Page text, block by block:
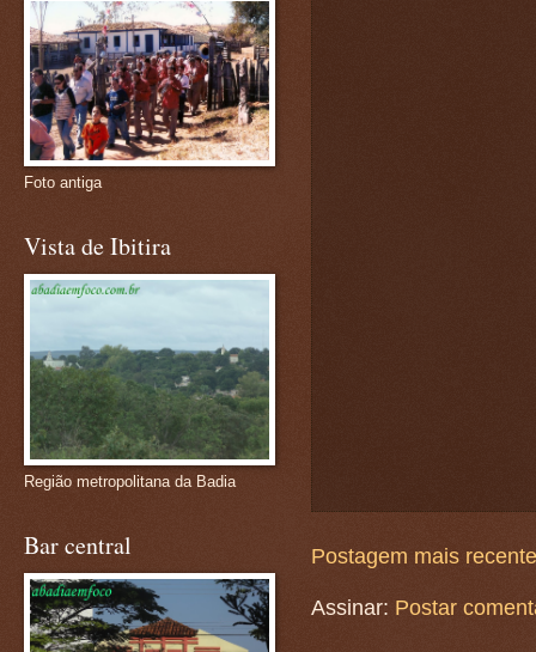
Postagem mais recente
Assinar: Postar
Foto antiga
Vista de Ibitira
Região metropolitana da Badia
Bar central